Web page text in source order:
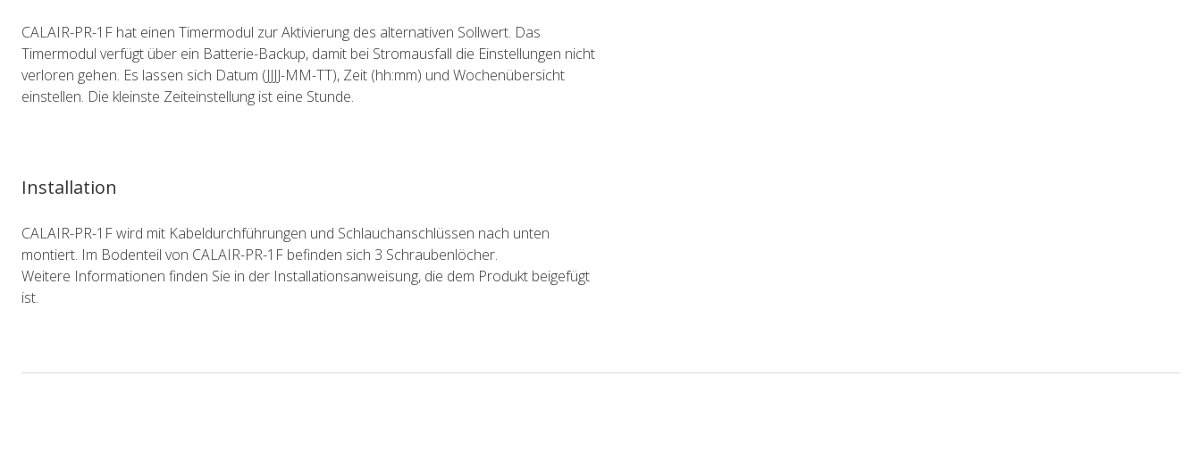
CALAIR-PR-1F hat einen Timermodul zur Aktivierung des alternativen Sollwert. Das
Timermodul verfügt über ein Batterie-Backup, damit bei Stromausfall die Einstellungen nicht
verloren gehen. Es lassen sich Datum (JJJJ-MM-TT), Zeit (hh:mm) und Wochenübersicht
einstellen. Die kleinste Zeiteinstellung ist eine Stunde.
Installation
CALAIR-PR-1F wird mit Kabeldurchführungen und Schlauchanschlüssen nach unten
montiert. Im Bodenteil von CALAIR-PR-1F befinden sich 3 Schraubenlöcher.
Weitere Informationen finden Sie in der Installationsanweisung, die dem Produkt beigefügt
ist.